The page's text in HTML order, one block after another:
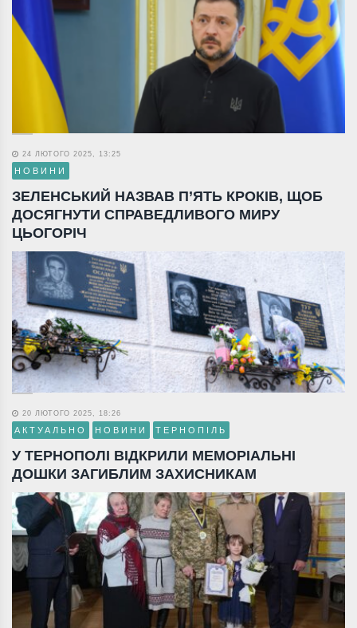
24 ЛЮТОГО 2025, 13:25
НОВИНИ
ЗЕЛЕНСЬКИЙ НАЗВАВ П’ЯТЬ КРОКІВ, ЩОБ
ДОСЯГНУТИ СПРАВЕДЛИВОГО МИРУ
ЦЬОГОРІЧ
20 ЛЮТОГО 2025, 18:26
АКТУАЛЬНО НОВИНИ ТЕРНОПІЛЬ
У ТЕРНОПОЛІ ВІДКРИЛИ МЕМОРІАЛЬНІ
ДОШКИ ЗАГИБЛИМ ЗАХИСНИКАМ